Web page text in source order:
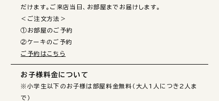
だけます。ご来店当日、お部屋までお届けします。
＜ご注文方法＞
①お部屋のご予約
ご予約はこちら
お子様料金について
※小学生以下のお子様は部屋料金無料（大人1人につき2人ま
で）